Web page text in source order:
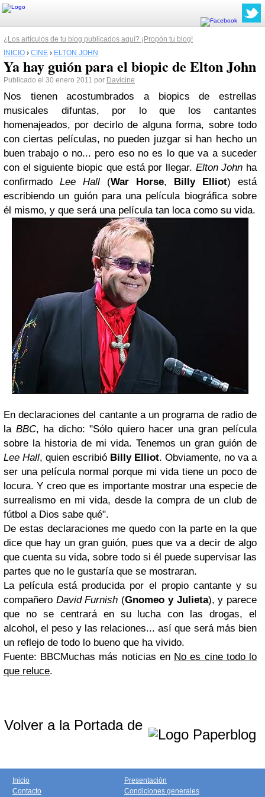
¿Los artículos de tu blog publicados aquí? ¡Propón tu blog!
INICIO › CINE › ELTON JOHN
Ya hay guión para el biopic de Elton John
Publicado el 30 enero 2011 por Davicine
Nos tienen acostumbrados a biopics de estrellas
musicales difuntas, por lo que los cantantes
homenajeados, por decirlo de alguna forma, sobre todo
con ciertas películas, no pueden juzgar si han hecho un
buen trabajo o no... pero eso no es lo que va a suceder
con el siguiente biopic que está por llegar. Elton John ha
confirmado Lee Hall (War Horse, Billy Elliot) está
escribiendo un guión para una película biográfica sobre
él mismo, y que será una película tan loca como su vida.
En declaraciones del cantante a un programa de radio de
la BBC, ha dicho: "Sólo quiero hacer una gran película
sobre la historia de mi vida. Tenemos un gran guión de
Lee Hall, quien escribió Billy Elliot. Obviamente, no va a
ser una película normal porque mi vida tiene un poco de
locura. Y creo que es importante mostrar una especie de
surrealismo en mi vida, desde la compra de un club de
fútbol a Dios sabe qué".
De estas declaraciones me quedo con la parte en la que
dice que hay un gran guión, pues que va a decir de algo
que cuenta su vida, sobre todo si él puede supervisar las
partes que no le gustaría que se mostraran.
La película está producida por el propio cantante y su
compañero David Furnish (Gnomeo y Julieta), y parece
que no se centrará en su lucha con las drogas, el
alcohol, el peso y las relaciones... así que será más bien
un reflejo de todo lo bueno que ha vivido.
Fuente: BBCMuchas más noticias en No es cine todo lo
que reluce.
Volver a la Portada de
Inicio
Contacto
Presentación
Condiciones generales